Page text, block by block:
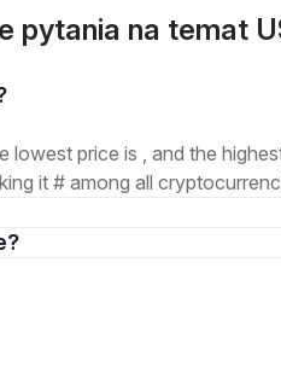
pytania na temat
lowest price is , and the
it # among all